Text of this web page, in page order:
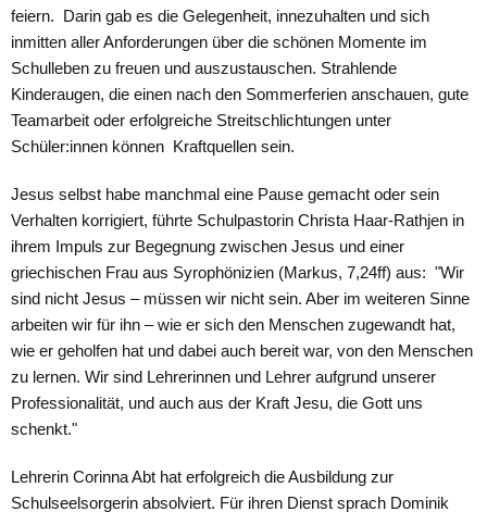
feiern. Darin gab es die Gelegenheit, innezuhalten und sich
inmitten aller Anforderungen über die schönen Momente im
Schulleben zu freuen und auszustauschen. Strahlende
Kinderaugen, die einen nach den Sommerferien anschauen, gute
Teamarbeit oder erfolgreiche Streitschlichtungen unter
Schüler:innen können Kraftquellen sein.
Jesus selbst habe manchmal eine Pause gemacht oder sein
Verhalten korrigiert, führte Schulpastorin Christa Haar-Rathjen in
ihrem Impuls zur Begegnung zwischen Jesus und einer
griechischen Frau aus Syrophönizien (Markus, 7,24ff) aus: "Wir
sind nicht Jesus – müssen wir nicht sein. Aber im weiteren Sinne
arbeiten wir für ihn – wie er sich den Menschen zugewandt hat,
wie er geholfen hat und dabei auch bereit war, von den Menschen
zu lernen. Wir sind Lehrerinnen und Lehrer aufgrund unserer
Professionalität, und auch aus der Kraft Jesu, die Gott uns
schenkt."
Lehrerin Corinna Abt hat erfolgreich die Ausbildung zur
Schulseelsorgerin absolviert. Für ihren Dienst sprach Dominik